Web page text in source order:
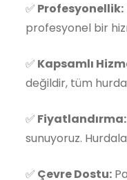
✅ Profesyonellik:
profesyonel bir
✅ Kapsamlı
değildir, tüm
✅ Fiyatlandırma:
sunuyoruz.
✅ Çevre Dostu: